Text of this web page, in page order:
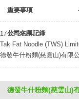
重要事項
公司名稱記錄
17-09-2019
Tak Fat Noodle (TWS)
德發牛什粉麵(慈雲山)有限
德發牛什粉麵(慈雲山)